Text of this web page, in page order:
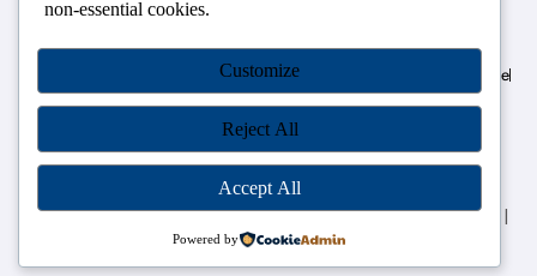
OUR CENTRES
DhanbadHazaribagh
Pune
RanchiSrinagarPatna
Chanakya IAS Academy Pvt. Limited | All Rights Reserved |
Developed byGo Sparrow
non-essential cookies.
Customize
Reject All
Accept All
Powered by